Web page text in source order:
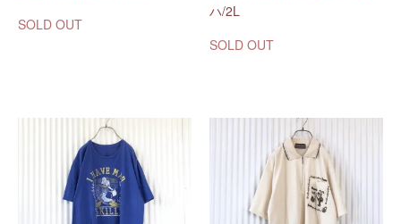
SOLD OUT
ハ/2L
SOLD OUT